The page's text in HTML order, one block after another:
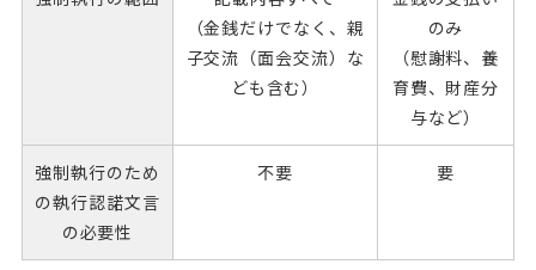
（金銭だけでなく、親
子交流（面会交流）な
ども含む）
のみ
（慰謝料、養
育費、財産分
与など）
強制執行のため
の執行認諾文言
の必要性
不要 要